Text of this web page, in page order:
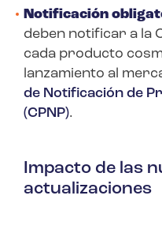
Notificación
deben notificar a la
cada producto
lanzamiento al
de Notificación de
(CPNP).
Impacto de las
actualizaciones